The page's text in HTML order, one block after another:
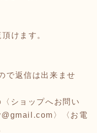
けます。
で返信は出来ませ
ショップへお問い
〉〈お電